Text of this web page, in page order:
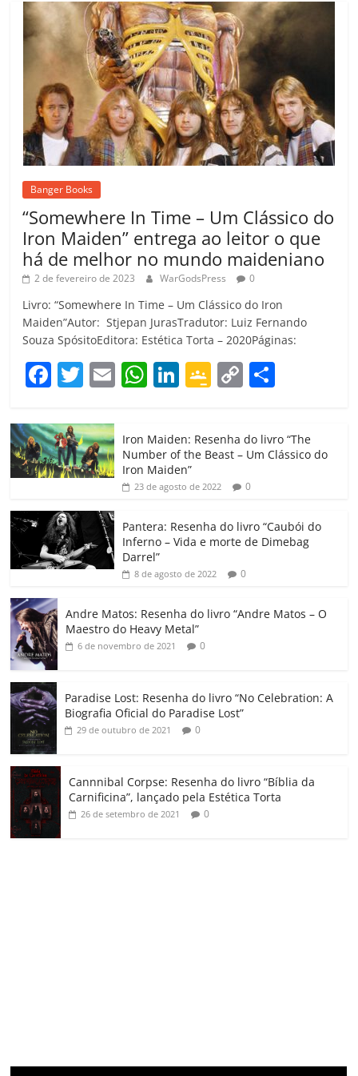
Banger Books
“Somewhere In Time – Um Clássico do
Iron Maiden” entrega ao leitor o que
há de melhor no mundo maideniano
2 de fevereiro de 2023 WarGodsPress 0
Livro: “Somewhere In Time – Um Clássico do Iron
Maiden”Autor: Stjepan JurasTradutor: Luiz Fernando
Souza SpósitoEditora: Estética Torta – 2020Páginas:
F
c
e
b
o
o
k
T
itt
er
E W
at
s
A
p
Li
e
dI
G
gl
e
Cl
a
ss
ro
o
C
p
y
Li
k
m
p
h
ar
Iron Maiden: Resenha do livro “The
Number of the Beast – Um Clássico do
Iron Maiden”
23 de agosto de 2022 0
Pantera: Resenha do livro “Caubói do
Inferno – Vida e morte de Dimebag
Darrel”
8 de agosto de 2022 0
Andre Matos: Resenha do livro “Andre Matos – O
Maestro do Heavy Metal”
6 de novembro de 2021 0
Paradise Lost: Resenha do livro “No Celebration: A
Biografia Oficial do Paradise Lost”
29 de outubro de 2021 0
Cannnibal Corpse: Resenha do livro “Bíblia da
Carnificina”, lançado pela Estética Torta
26 de setembro de 2021 0